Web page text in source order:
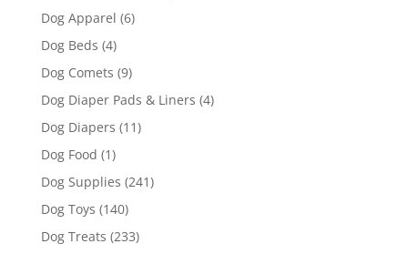
Dog Apparel (6)
Dog Beds (4)
Dog Comets (9)
Dog Diaper Pads & Liners (4)
Dog Diapers (11)
Dog Food (1)
Dog Supplies (241)
Dog Toys (140)
Dog Treats (233)